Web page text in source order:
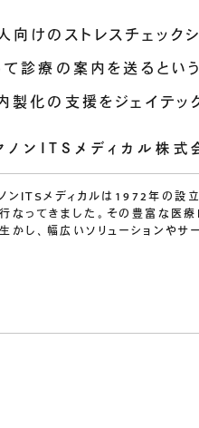
けのストレスチェック
診療の案内を送るとい
製化の支援をジェイテッ
ノンITSメディカル株式
ンITSメディカルは1972年の設
なってきました。その豊富な医
かし、幅広いソリューションやサ